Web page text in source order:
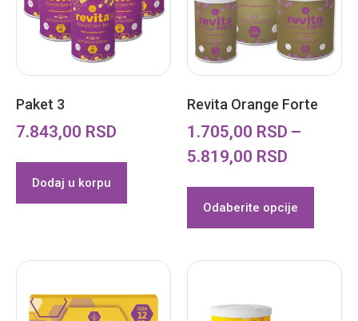
Paket 3
7.843,00 RSD
Dodaj u korpu
Revita Orange Forte
1.705,00 RSD –
5.819,00 RSD
Odaberite opcije